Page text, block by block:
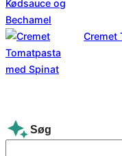
Cremet
Søg